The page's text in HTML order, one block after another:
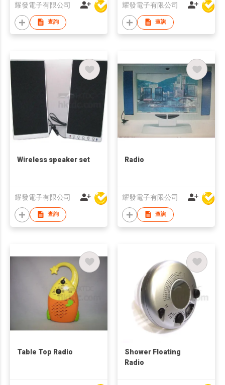
耀發電子有限公司
查詢
耀發電子有限公司
查詢
Wireless speaker set
耀發電子有限公司
查詢
Radio
耀發電子有限公司
查詢
Table Top Radio
Shower Floating
Radio